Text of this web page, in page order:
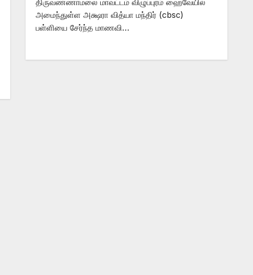
திருவண்ணாமலை மாவட்டம் விழுப்புரம் ஹைவேயில்
அமைந்துள்ள அக்ஷரா வித்யா மந்திர் (cbsc)
பள்ளியை சேர்ந்த மாணவி…